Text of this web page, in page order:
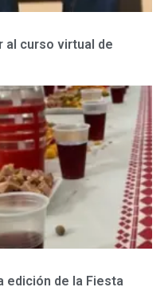
al curso virtual de
edición de la Fiesta